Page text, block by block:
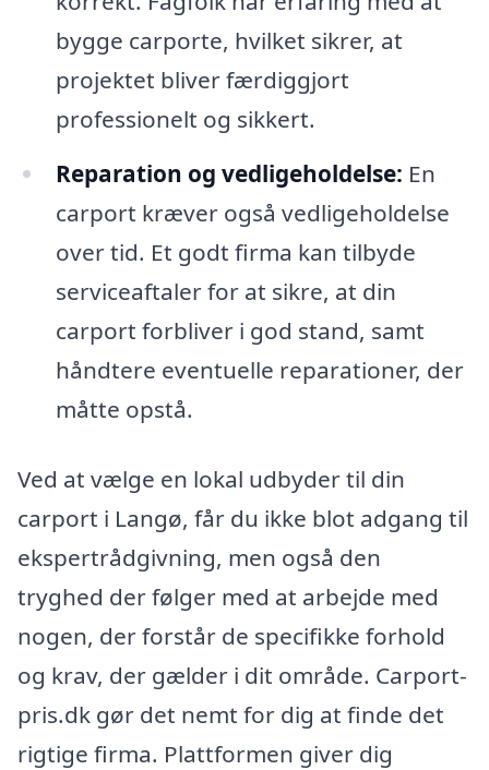
bygge carporte, hvilket sikrer, at
projektet bliver færdiggjort
professionelt og sikkert.
Reparation og vedligeholdelse: En
carport kræver også vedligeholdelse
over tid. Et godt firma kan tilbyde
serviceaftaler for at sikre, at din
carport forbliver i god stand, samt
håndtere eventuelle reparationer, der
måtte opstå.
Ved at vælge en lokal udbyder til din
carport i Langø, får du ikke blot adgang til
ekspertrådgivning, men også den
tryghed der følger med at arbejde med
nogen, der forstår de specifikke forhold
og krav, der gælder i dit område. Carport-
pris.dk gør det nemt for dig at finde det
rigtige firma. Plattformen giver dig